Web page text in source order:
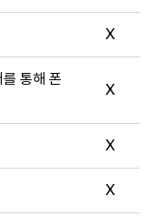
X
통해 폰
X
X
X